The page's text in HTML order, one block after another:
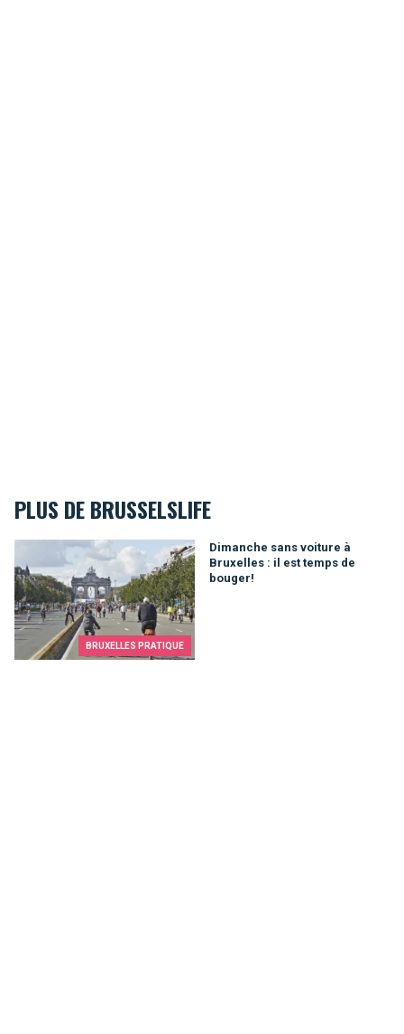
PLUS DE BRUSSELSLIFE
BRUXELLES PRATIQUE
Dimanche sans voiture à
Bruxelles : il est temps de
bouger!
Dimanche sans voiture à Bruxelles : il est temps de bouger!